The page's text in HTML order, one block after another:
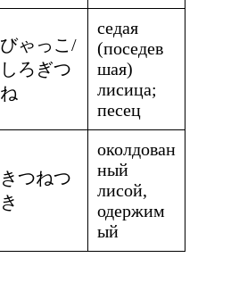
びゃっこ/
しろぎつ
ね
седая
(поседев
шая)
лисица;
песец
きつねつ
き
околдован
ный
лисой,
одержим
ый